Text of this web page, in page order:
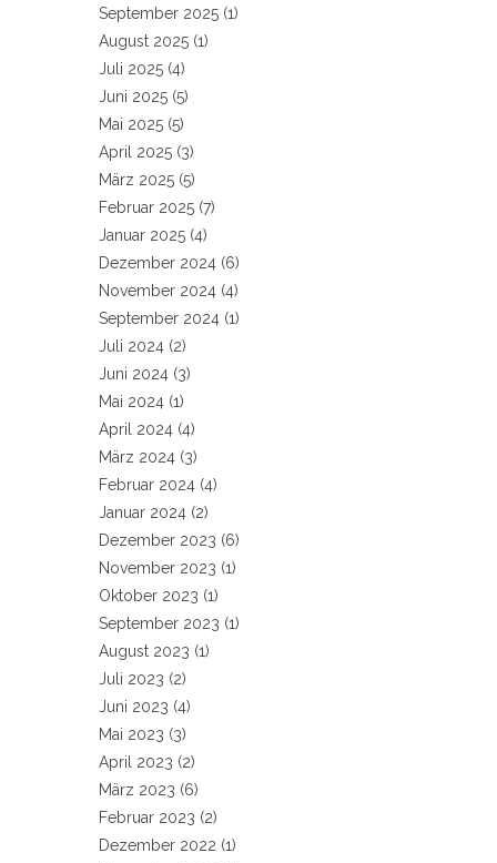
September 2025 (1)
August 2025 (1)
Juli 2025 (4)
Juni 2025 (5)
Mai 2025 (5)
April 2025 (3)
März 2025 (5)
Februar 2025 (7)
Januar 2025 (4)
Dezember 2024 (6)
November 2024 (4)
September 2024 (1)
Juli 2024 (2)
Juni 2024 (3)
Mai 2024 (1)
April 2024 (4)
März 2024 (3)
Februar 2024 (4)
Januar 2024 (2)
Dezember 2023 (6)
November 2023 (1)
Oktober 2023 (1)
September 2023 (1)
August 2023 (1)
Juli 2023 (2)
Juni 2023 (4)
Mai 2023 (3)
April 2023 (2)
März 2023 (6)
Februar 2023 (2)
Dezember 2022 (1)